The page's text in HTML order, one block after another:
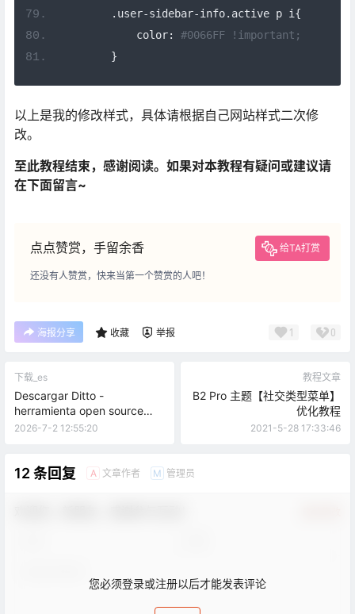
. user-sidebar-info. active p i {
            color
:
#0066FF !important;
}
以上是我的修改样式，具体请根据自己网站样式二次修
改。
至此教程结束，感谢阅读。如果对本教程有疑问或建议请
在下面留言~
点点赞赏，手留余香 给TA打赏
还没有人赞赏，快来当第一个赞赏的人吧！
海报分享 收藏 举报 1 0
下载_es
Descargar Ditto -
herramienta open source
para mejorar el portapapeles
2026-7-2 12:55:20
教程文章
B2 Pro 主题【社交类型菜单】
优化教程
2021-5-28 17:33:46
12 条回复 A 文章作者 M 管理员
您必须登录或注册以后才能发表评论